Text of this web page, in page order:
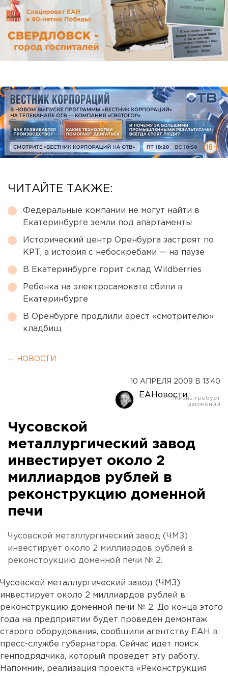
ЧИТАЙТЕ ТАКЖЕ:
Федеральные компании не могут найти в
Екатеринбурге земли под апартаменты
Исторический центр Оренбурга застроят по
КРТ, а история с небоскребами — на паузе
В Екатеринбурге горит склад Wildberries
Ребенка на электросамокате сбили в
Екатеринбурге
В Оренбурге продлили арест «смотрителю»
кладбищ
← НОВОСТИ
10 АПРЕЛЯ 2009 В 13:40
ЕАНовости
Чусовской
металлургический завод
инвестирует около 2
миллиардов рублей в
реконструкцию доменной
печи
Чусовской металлургический завод (ЧМЗ)
инвестирует около 2 миллиардов рублей в
реконструкцию доменной печи № 2.
Чусовской металлургический завод (ЧМЗ)
инвестирует около 2 миллиардов рублей в
реконструкцию доменной печи № 2. До конца этого
года на предприятии будет проведен демонтаж
старого оборудования, сообщили агентству ЕАН в
пресс-службе губернатора. Сейчас идет поиск
генподрядчика, который проведет эту работу.
Напомним, реализация проекта «Реконструкция